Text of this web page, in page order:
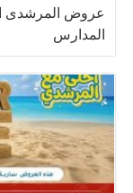
المدارس